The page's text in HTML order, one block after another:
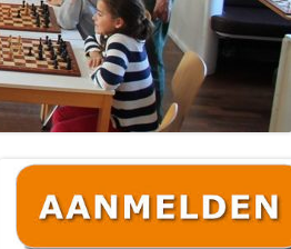
Hoofd
sidebar